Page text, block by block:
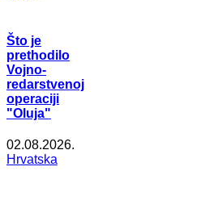
Što je
prethodilo
Vojno-
redarstvenoj
operaciji
"Oluja"
02.08.2026.
Hrvatska